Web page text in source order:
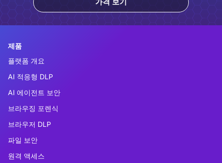
가격 보기
제품
플랫폼 개요
AI 적응형 DLP
AI 에이전트 보안
브라우징 포렌식
브라우저 DLP
파일 보안
원격 액세스